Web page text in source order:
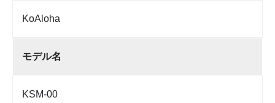
KoAloha
モデル名
KSM-00